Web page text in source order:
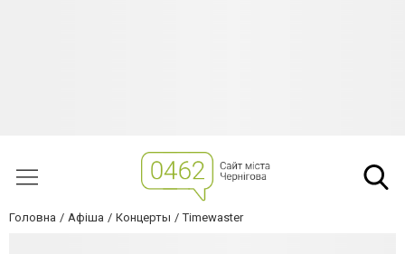
Головна Афіша Концерты Timewaster